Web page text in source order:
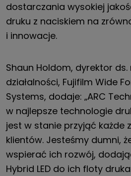
dostarczania wysokiej
druku z naciskiem na
i innowacje.
Shaun Holdom, dyrektor ds.
działalności, Fujifilm Wide
Systems, dodaje: „ARC
w najlepsze technologie
jest w stanie przyjąć każde
klientów. Jesteśmy dumni,
wspierać ich rozwój,
Hybrid LED do ich floty